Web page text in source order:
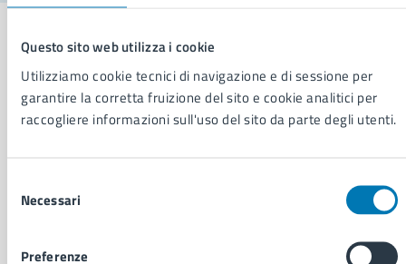
Questo sito web utilizza i cookie
Utilizziamo cookie tecnici di navigazione e di sessione per
garantire la corretta fruizione del sito e cookie analitici per
raccogliere informazioni sull'uso del sito da parte degli utenti.
delNecessari
Preferenze
Comune di Napoli
Organi di governo
Uffici